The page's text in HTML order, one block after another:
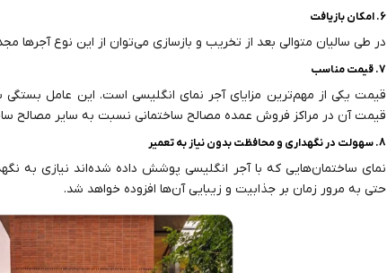
6. امکان بازیافت
در طی سالیان متوالی بعد از تخریب و بازسازی می‌توان از این نوع آجرها
7. قیمت مناسب
قیمت یکی از مهم‌ترین مزایای آجر نمای انگلیسی است. این عامل بستگی
قیمت آن در مراکز فروش عمده مصالح ساختمانی نسبت به سایر مصالح
8. سهولت در نگهداری و محافظت بدون نیاز به تعمیر
نمای ساختمان‌هایی که با آجر انگلیسی پوشش داده شده‌اند نیازی به
حتی به مرور زمان بر جذابیت و زیبایی آن‌ها افزوده خواهد شد.